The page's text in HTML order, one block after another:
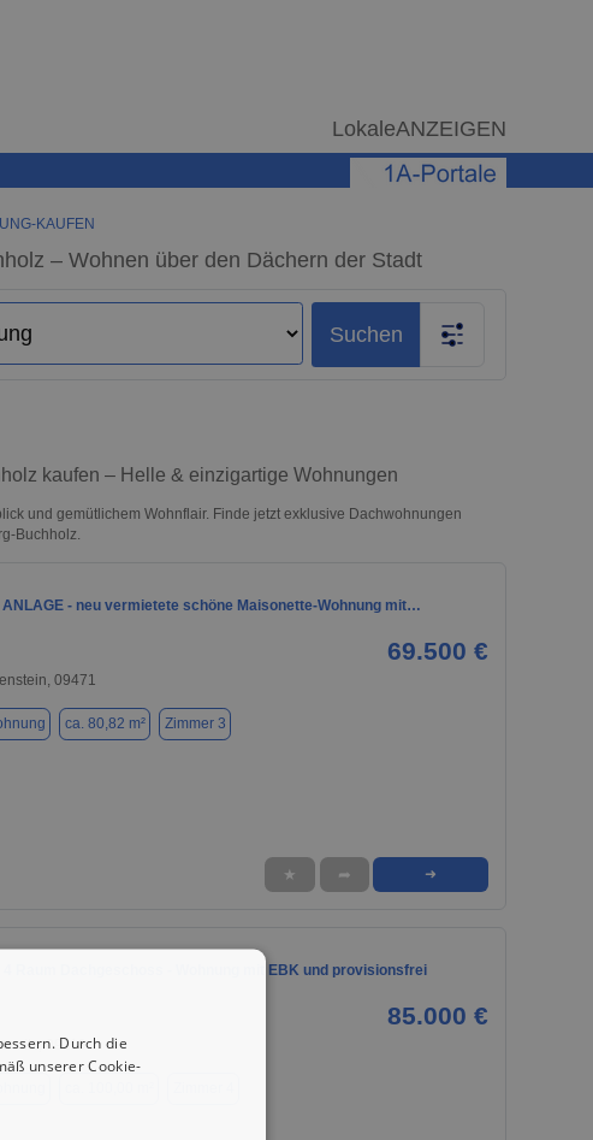
LokaleANZEIGEN
KAUFEN
– Wohnen über den Dächern der Stadt
Suchen
kaufen – Helle & einzigartige Wohnungen
und gemütlichem Wohnflair. Finde jetzt exklusive Dachwohnungen
Buchholz.
ANLAGE - neu vermietete schöne Maisonette-Wohnung mit…
69.500 €
09471
ca. 80,82 m² Zimmer 3
★ ➦ ➜
4 Raum Dachgeschoss - Wohnung mit EBK und provisionsfrei
85.000 €
09119
Durch die
unserer Cookie-